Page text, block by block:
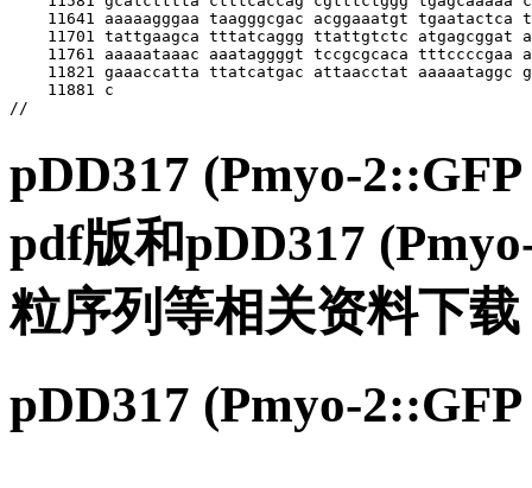
pDD317 (Pmyo-
pdf版和pDD317
粒序列等相关资料下载
pDD317 (Pmyo-